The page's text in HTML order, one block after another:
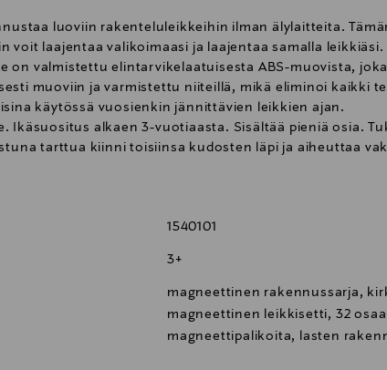
luoviin rakenteluleikkeihin ilman älylaitteita.
voit laajentaa valikoimaasi ja laajentaa samalla
on valmistettu elintarvikelaatuisesta ABS-muovista,
muoviin ja varmistettu niiteillä, mikä eliminoi kaikki
käytössä vuosienkin jännittävien leikkien ajan.
Ikäsuositus alkaen 3-vuotiaasta. Sisältää pieniä osia.
tarttua kiinni toisiinsa kudosten läpi ja aiheuttaa
1540101
3+
magneettinen rakennussarja,
magneettinen leikkisetti, 32
magneettipalikoita, lasten